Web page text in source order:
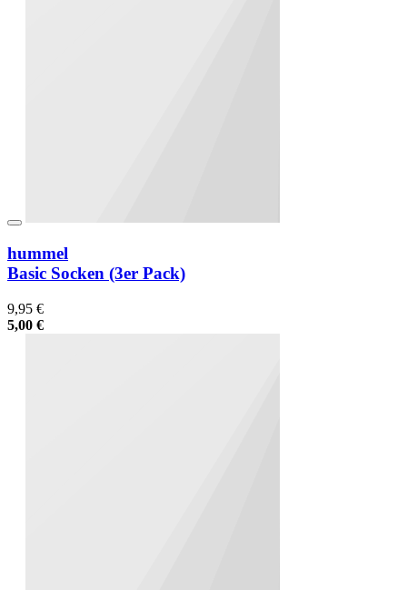
hummel
Basic Socken (3er Pack)
9,95 €
5,00 €